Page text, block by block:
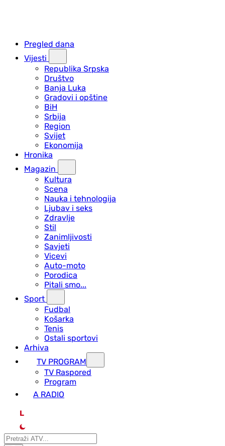
Pregled dana
Vijesti
Republika Srpska
Društvo
Banja Luka
Gradovi i opštine
BiH
Srbija
Region
Svijet
Ekonomija
Hronika
Magazin
Kultura
Scena
Nauka i tehnologija
Ljubav i seks
Zdravlje
Stil
Zanimljivosti
Savjeti
Vicevi
Auto-moto
Porodica
Pitali smo...
Sport
Fudbal
Košarka
Tenis
Ostali sportovi
Arhiva
TV PROGRAM
ТV Raspored
Program
A RADIO
L